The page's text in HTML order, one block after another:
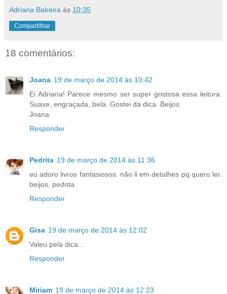
Adriana Balreira às 10:35
Compartilhar
18 comentários:
Joana 19 de março de 2014 às 10:42
Ei Adriana! Parece mesmo ser super gostosa essa leitura.
Suave, engraçada, bela. Gostei da dica. Beijos.
Joana
Responder
Pedrita 19 de março de 2014 às 11:36
eu adoro livros fantasiosos. não li em detalhes pq quero ler.
beijos, pedrita
Responder
Gisa 19 de março de 2014 às 12:02
Valeu pela dica...
Responder
Miriam 19 de março de 2014 às 12:23